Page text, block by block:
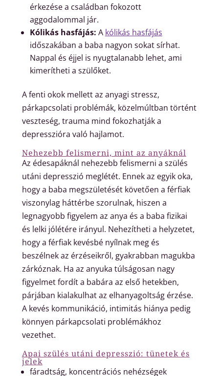
érkezése a családban fokozott
aggodalommal jár.
Kólikás hasfájás: A kólikás hasfájás
időszakában a baba nagyon sokat sírhat.
Nappal és éjjel is nyugtalanabb lehet, ami
kimerítheti a szülőket.
A fenti okok mellett az anyagi stressz,
párkapcsolati problémák, közelmúltban történt
veszteség, trauma mind fokozhatják a
depresszióra való hajlamot.
Nehezebb felismerni, mint az anyáknál
Az édesapáknál nehezebb felismerni a szülés
utáni depresszió meglétét. Ennek az egyik oka,
hogy a baba megszületését követően a férfiak
viszonylag háttérbe szorulnak, hiszen a
legnagyobb figyelem az anya és a baba fizikai
és lelki jólétére irányul. Nehezítheti a helyzetet,
hogy a férfiak kevésbé nyílnak meg és
beszélnek az érzéseikről, gyakrabban magukba
zárkóznak. Ha az anyuka túlságosan nagy
figyelmet fordít a babára az első hetekben,
párjában kialakulhat az elhanyagoltság érzése.
A kevés kommunikáció, intimitás hiánya pedig
könnyen párkapcsolati problémákhoz
vezethet.
Apai szülés utáni depresszió: tünetek és
jelek
fáradtság, koncentrációs nehézségek